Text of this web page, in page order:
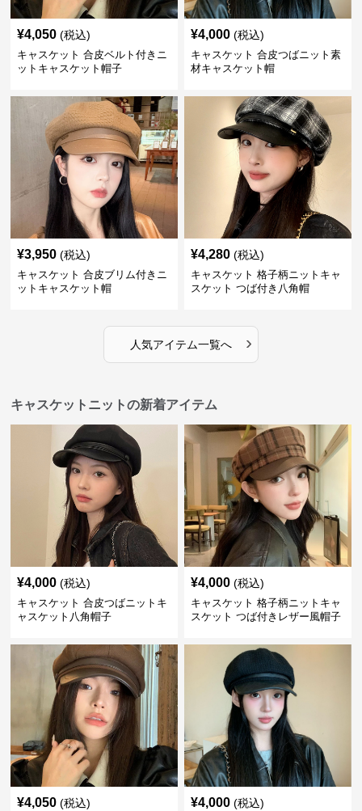
¥4,050 (税込)
キャスケット 合皮ベルト付きニ
ットキャスケット帽子
¥4,000 (税込)
キャスケット 合皮つばニット素
材キャスケット帽
¥3,950 (税込)
キャスケット 合皮ブリム付きニ
ットキャスケット帽
¥4,280 (税込)
キャスケット 格子柄ニットキャ
スケット つば付き八角帽
人気アイテム一覧へ ›
キャスケットニットの新着アイテム
¥4,000 (税込)
キャスケット 合皮つばニットキ
ャスケット八角帽子
¥4,000 (税込)
キャスケット 格子柄ニットキャ
スケット つば付きレザー風帽子
¥4,050 (税込) ¥4,000 (税込)